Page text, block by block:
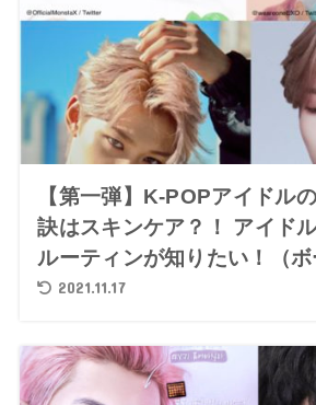
【第一弾】K-POPアイドル
訣はスキンケア？！ アイド
ルーティンが知りたい！（ボ
2021.11.17